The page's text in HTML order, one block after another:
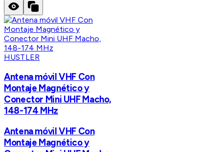
HUSTLER
Antena móvil VHF Con
Montaje Magnético y
Conector Mini UHF Macho,
148-174 MHz
Antena móvil VHF Con
Montaje Magnético y